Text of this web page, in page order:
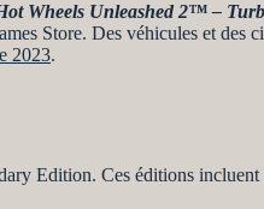
Wheels Unleashed 2™ –
Store. Des véhicules et des
2023.
Edition. Ces éditions incluent